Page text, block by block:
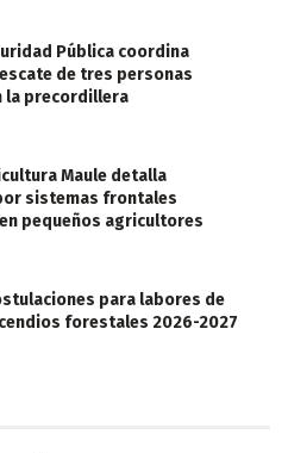
Pública coordina
de tres personas
la precordillera
Maule detalla
sistemas frontales
pequeños agricultores
para labores de
forestales 2026-2027